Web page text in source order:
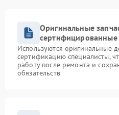
Оригинальные
сертифицированные
Используются оригинальные
сертификацию специалисты,
работу после ремонта и
обязательств